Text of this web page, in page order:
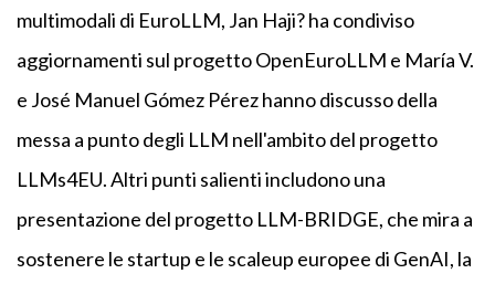
multimodali di EuroLLM, Jan Haji? ha condiviso
aggiornamenti sul progetto OpenEuroLLM e María V.
e José Manuel Gómez Pérez hanno discusso della
messa a punto degli LLM nell'ambito del progetto
LLMs4EU. Altri punti salienti includono una
presentazione del progetto LLM-BRIDGE, che mira a
sostenere le startup e le scaleup europee di GenAI, la